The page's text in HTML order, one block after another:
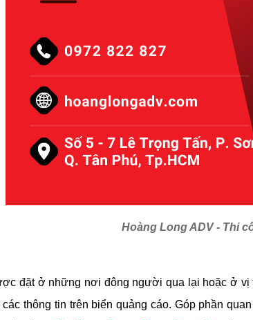
Hoàng Long ADV - Thi
đặt ở những nơi đông người qua lại hoặc ở
thông tin trên biển quảng cáo. Góp phần